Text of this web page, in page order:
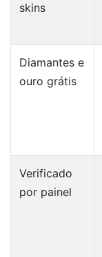
skins
Diamantes e
ouro grátis
Verificado
por painel